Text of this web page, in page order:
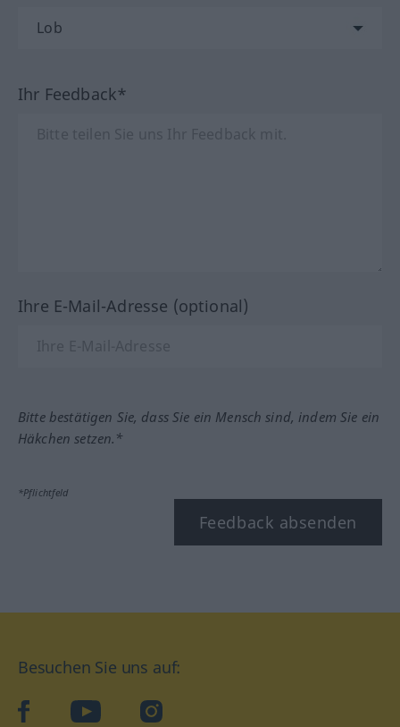
Ihr Feedback*
Ihre E-Mail-Adresse (optional)
Bitte bestätigen Sie, dass Sie ein Mensch sind, indem Sie ein
Häkchen setzen.*
*Pflichtfeld
Feedback absenden
Besuchen Sie uns auf:
facebookYouTube Instagram